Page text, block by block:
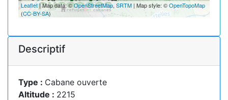
Leaflet| Map data: ©OpenStreetMap, SRTM | Map style: ©OpenTopoMap
(CC-BY-SA)
Descriptif
Type : Cabane ouverte
Altitude : 2215